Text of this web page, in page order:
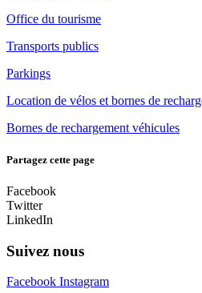
Office du tourisme
Transports publics
Parkings
Location de vélos et bornes de
Bornes de rechargement véhicules
Partagez cette page
Facebook
Twitter
LinkedIn
Suivez nous
Facebook Instagram